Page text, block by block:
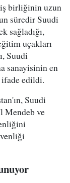
birliğinin uzun
süredir Suudi
sağladığı,
uçakları
Suudi
sanayisinin en
edildi.
Suudi
Mendeb ve